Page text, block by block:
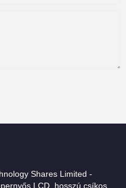
Shares Limited -
LCD, hosszú csíkos